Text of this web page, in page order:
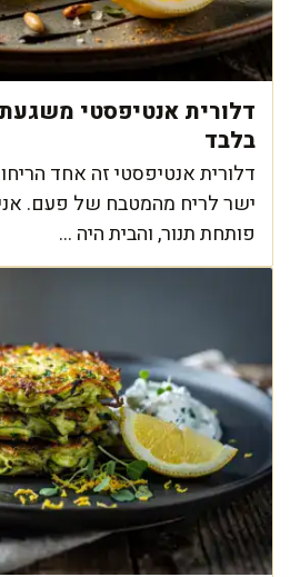
בלבד
דלורית אנטיפסטי זה אחד
ישר לריח מהמטבח של פעם. אני
פותחת תנור, והבית היה ...